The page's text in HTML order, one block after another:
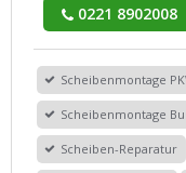
0221 8902008
Scheibenmontage
Scheibenmontage
Scheiben-Reparatur